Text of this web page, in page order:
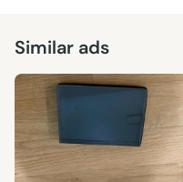
Similar ads